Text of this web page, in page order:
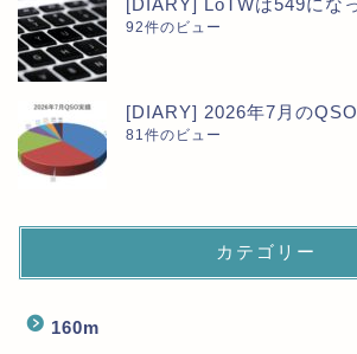
92件のビュー
[DIARY] 2026年7月の
81件のビュー
カテゴリー
160m